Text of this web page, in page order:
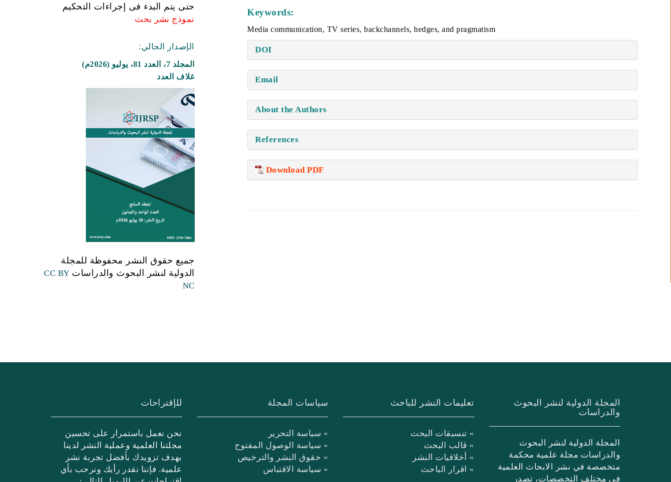
Keywords:
Media communication, TV series, backchannels, hedges, and pragmatism
DOI
Email
About the Authors
References
Download PDF
حتى يتم البدء فى إجراءات التحكيم
نموذج نشر بحث
الإصدار الحالي:
المجلد 7، العدد 81، يوليو (2026م)
غلاف العدد
جميع حقوق النشر محفوظة للمجلة
الدولية لنشر البحوث والدراساتCC BY
NC
المجلة الدولية لنشر البحوث
والدراسات
المجلة الدولية لنشر البحوث
والدراسات مجلة علمية محكمة
متخصصة في نشر الابحاث العلمية
في مختلف التخصصات، تصدر
تعليمات النشر للباحث
» تنسيقات البحث
» قالب البحث
» أخلاقيات النشر
» اقرار الباحث
سياسات المجلة
» سياسة التحرير
» سياسة الوصول المفتوح
» حقوق النشر والترخيص
» سياسة الاقتباس
للإقتراحات
نحن نعمل باستمرار على تحسين
مجلتنا العلمية وعملية النشر لدينا
بهدف تزويدك بأفضل تجربة نشر
علمية. فإننا نقدر رأيك ونرحب بأي